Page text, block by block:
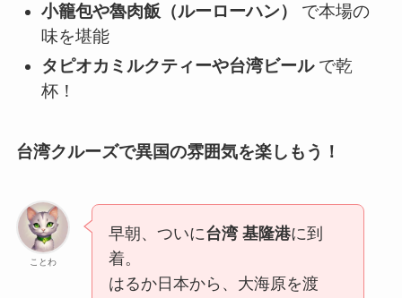
小籠包や魯肉飯（ルーローハン）
で本場の
味を堪能
タピオカミルクティーや台湾ビールで乾
杯！
台湾クルーズで異国の雰囲気を楽しもう！
ことわ
早朝、ついに台湾 基隆港に到
着。
はるか日本から、大海原を渡